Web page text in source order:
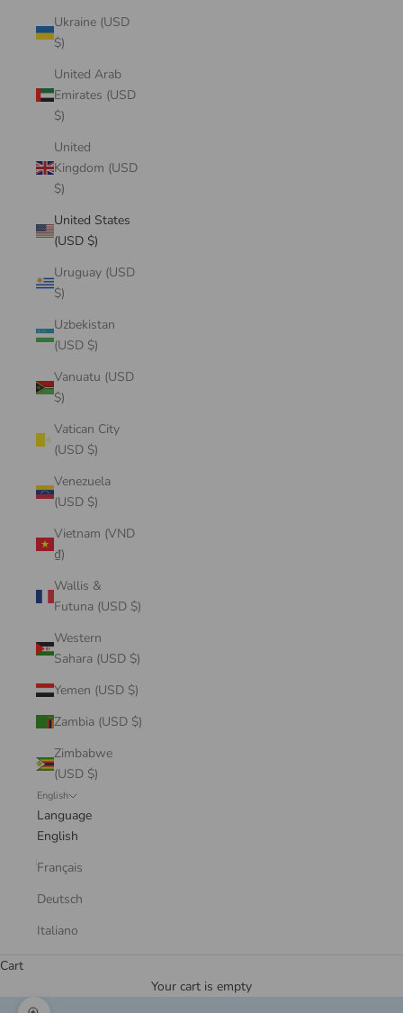
Ukraine (USD
$)
United Arab
Emirates (USD
$)
United
Kingdom (USD
$)
United States
(USD $)
Uruguay (USD
$)
Uzbekistan
(USD $)
Vanuatu (USD
$)
Vatican City
(USD $)
Venezuela
(USD $)
Vietnam (VND
₫)
Wallis &
Futuna (USD $)
Western
Sahara (USD $)
Yemen (USD $)
Zambia (USD $)
Zimbabwe
(USD $)
English
Language
English
Français
Deutsch
Italiano
Cart
Your cart is empty